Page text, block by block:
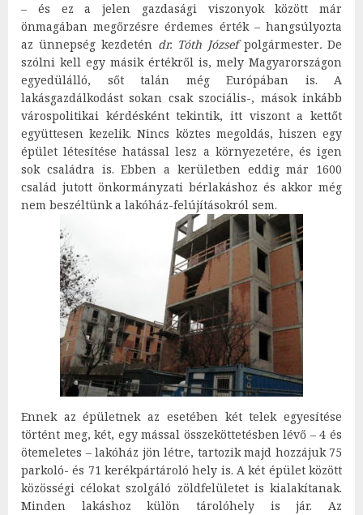
– és ez a jelen gazdasági viszonyok között már
önmagában megőrzésre érdemes érték – hangsúlyozta
az ünnepség kezdetén dr. Tóth Józsefpolgármester. De
szólni kell egy másik értékről is, mely Magyarországon
egyedülálló, sőt talán még Európában is. A
lakásgazdálkodást sokan csak szociális-, mások inkább
várospolitikai kérdésként tekintik, itt viszont a kettőt
együttesen kezelik. Nincs köztes megoldás, hiszen egy
épület létesítése hatással lesz a környezetére, és igen
sok családra is. Ebben a kerületben eddig már 1600
család jutott önkormányzati bérlakáshoz és akkor még
nem beszéltünk a lakóház-felújításokról sem.
Ennek az épületnek az esetében két telek egyesítése
történt meg, két, egy mással összeköttetésben lévő – 4 és
ötemeletes – lakóház jön létre, tartozik majd hozzájuk 75
parkoló- és 71 kerékpártároló hely is. A két épület között
közösségi célokat szolgáló zöldfelületet is kialakítanak.
Minden lakáshoz külön tárolóhely is jár. Az